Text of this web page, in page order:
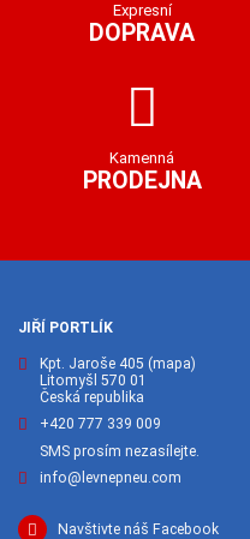
Expresní
DOPRAVA
Kamenná
PRODEJNA
JIŘÍ PORTLÍK
Kpt. Jaroše 405 (mapa)
Litomyšl 570 01
Česká republika
+420 777 339 009
SMS prosím nezasílejte.
info@levnepneu.com
Navštivte náš Facebook